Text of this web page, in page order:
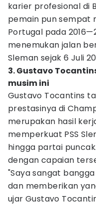
karier profesional di
pemain pun sempat
Portugal pada
menemukan jalan
Sleman sejak 6 Juli
3. Gustavo
musim ini
Gustavo Tocantins
prestasinya di
merupakan hasil
memperkuat PSS
hingga partai
dengan capaian
"Saya sangat
dan memberikan
ujar Gustavo